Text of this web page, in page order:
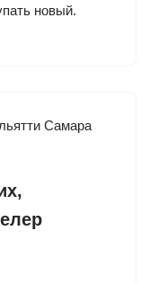
новый.